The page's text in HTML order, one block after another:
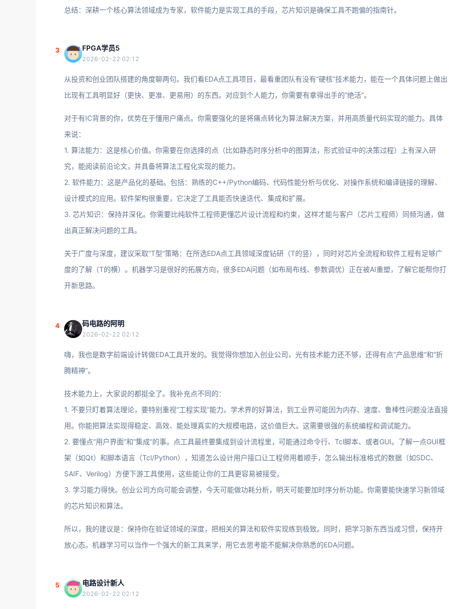
总结：深耕一个核心算法领域成为专家，软件能力是实现工具的手段，芯片知识是确保工具不跑偏的指南针。
3 FPGA学员5
2026-02-22 02:12
从投资和创业团队搭建的角度聊两句。我们看EDA点工具项目，最看重团队有没有“硬核”技术能力，能在一个具体问题上做出
比现有工具明显好（更快、更准、更易用）的东西。对应到个人能力，你需要有拿得出手的“绝活”。
对于有IC背景的你，优势在于懂用户痛点。你需要强化的是将痛点转化为算法解决方案，并用高质量代码实现的能力。具体
来说：
1. 算法能力：这是核心价值。你需要在你选择的点（比如静态时序分析中的图算法，形式验证中的决策过程）上有深入研
究，能阅读前沿论文，并具备将算法工程化实现的能力。
2. 软件能力：这是产品化的基础。包括：熟练的C++/Python编码、代码性能分析与优化、对操作系统和编译链接的理解、
设计模式的应用。软件架构很重要，它决定了工具能否快速迭代、集成和扩展。
3. 芯片知识：保持并深化。你需要比纯软件工程师更懂芯片设计流程和约束，这样才能与客户（芯片工程师）同频沟通，做
出真正解决问题的工具。
关于广度与深度，建议采取“T型”策略：在所选EDA点工具领域深度钻研（T的竖），同时对芯片全流程和软件工程有足够广
度的了解（T的横）。机器学习是很好的拓展方向，很多EDA问题（如布局布线、参数调优）正在被AI重塑，了解它能帮你打
开新思路。
4 码电路的阿明
2026-02-22 02:12
嗨，我也是数字前端设计转做EDA工具开发的。我觉得你想加入创业公司，光有技术能力还不够，还得有点“产品思维”和“折
腾精神”。
技术能力上，大家说的都挺全了。我补充点不同的：
1. 不要只盯着算法理论，要特别重视“工程实现”能力。学术界的好算法，到工业界可能因为内存、速度、鲁棒性问题没法直接
用。你能把算法实现得稳定、高效、能处理真实的大规模电路，这价值巨大。这需要很强的系统编程和调试能力。
2. 要懂点“用户界面”和“集成”的事。点工具最终要集成到设计流程里，可能通过命令行、Tcl脚本、或者GUI。了解一点GUI框
架（如Qt）和脚本语言（Tcl/Python），知道怎么设计用户接口让工程师用着顺手，怎么输出标准格式的数据（如SDC、
SAIF、Verilog）方便下游工具使用，这些能让你的工具更容易被接受。
3. 学习能力得快。创业公司方向可能会调整，今天可能做功耗分析，明天可能要加时序分析功能。你需要能快速学习新领域
的芯片知识和算法。
所以，我的建议是：保持你在验证领域的深度，把相关的算法和软件实现练到极致。同时，把学习新东西当成习惯，保持开
放心态。机器学习可以当作一个强大的新工具来学，用它去思考能不能解决你熟悉的EDA问题。
5 电路设计新人
2026-02-22 02:12